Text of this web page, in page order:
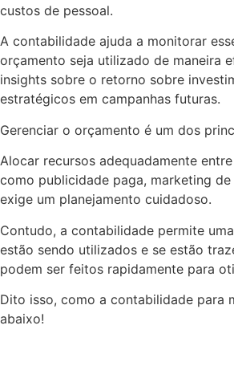
custos de pessoal.
A contabilidade ajuda a monitorar
orçamento seja utilizado de maneira
insights sobre o retorno sobre
estratégicos em campanhas futuras.
Gerenciar o orçamento é um dos
Alocar recursos adequadamente
como publicidade paga, marketing
exige um planejamento cuidadoso.
Contudo, a contabilidade permite
estão sendo utilizados e se estão
podem ser feitos rapidamente para
Dito isso, como a contabilidade para
abaixo!